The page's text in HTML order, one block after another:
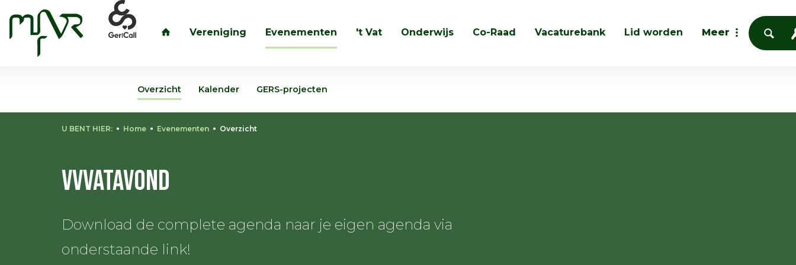
Vereniging Evenementen 't Vat Onderwijs Co-Raad Vacaturebank Lid worden Meer
Zoeken
inloggen
U BENT HIER: Home Evenementen Overzicht
VVVatavond
Download de complete agenda naar je eigen agenda via
onderstaande link!
Overzicht Kalender GERS-projecten